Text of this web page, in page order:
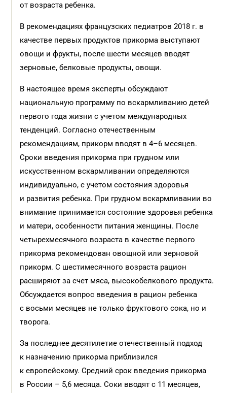
от возраста ребенка.
В рекомендациях французских педиатров 2018 г. в
качестве первых продуктов прикорма выступают
овощи и фрукты, после шести месяцев вводят
зерновые, белковые продукты, овощи.
В настоящее время эксперты обсуждают
национальную программу по вскармливанию детей
первого года жизни с учетом международных
тенденций. Согласно отечественным
рекомендациям, прикорм вводят в 4–6 месяцев.
Сроки введения прикорма при грудном или
искусственном вскармливании определяются
индивидуально, с учетом состояния здоровья
и развития ребенка. При грудном вскармливании во
внимание принимается состояние здоровья ребенка
и матери, особенности питания женщины. После
четырехмесячного возраста в качестве первого
прикорма рекомендован овощной или зерновой
прикорм. С шестимесячного возраста рацион
расширяют за счет мяса, высокобелкового продукта.
Обсуждается вопрос введения в рацион ребенка
с восьми месяцев не только фруктового сока, но и
творога.
За последнее десятилетие отечественный подход
к назначению прикорма приблизился
к европейскому. Средний срок введения прикорма
в России – 5,6 месяца. Соки вводят с 11 месяцев,